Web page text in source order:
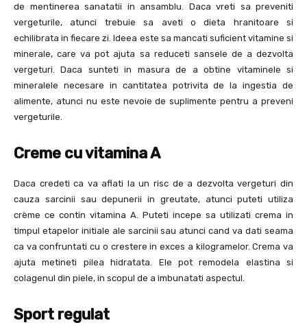
de mentinerea sanatatii in ansamblu. Daca vreti sa preveniti
vergeturile, atunci trebuie sa aveti o dieta hranitoare si
echilibrata in fiecare zi. Ideea este sa mancati suficient vitamine si
minerale, care va pot ajuta sa reduceti sansele de a dezvolta
vergeturi. Daca sunteti in masura de a obtine vitaminele si
mineralele necesare in cantitatea potrivita de la ingestia de
alimente, atunci nu este nevoie de suplimente pentru a preveni
vergeturile.
Creme cu vitamina A
Daca credeti ca va aflati la un risc de a dezvolta vergeturi din
cauza sarcinii sau depunerii in greutate, atunci puteti utiliza
crème ce contin vitamina A. Puteti incepe sa utilizati crema in
timpul etapelor initiale ale sarcinii sau atunci cand va dati seama
ca va confruntati cu o crestere in exces a kilogramelor. Crema va
ajuta metineti pilea hidratata. Ele pot remodela elastina si
colagenul din piele, in scopul de a imbunatati aspectul.
Sport regulat